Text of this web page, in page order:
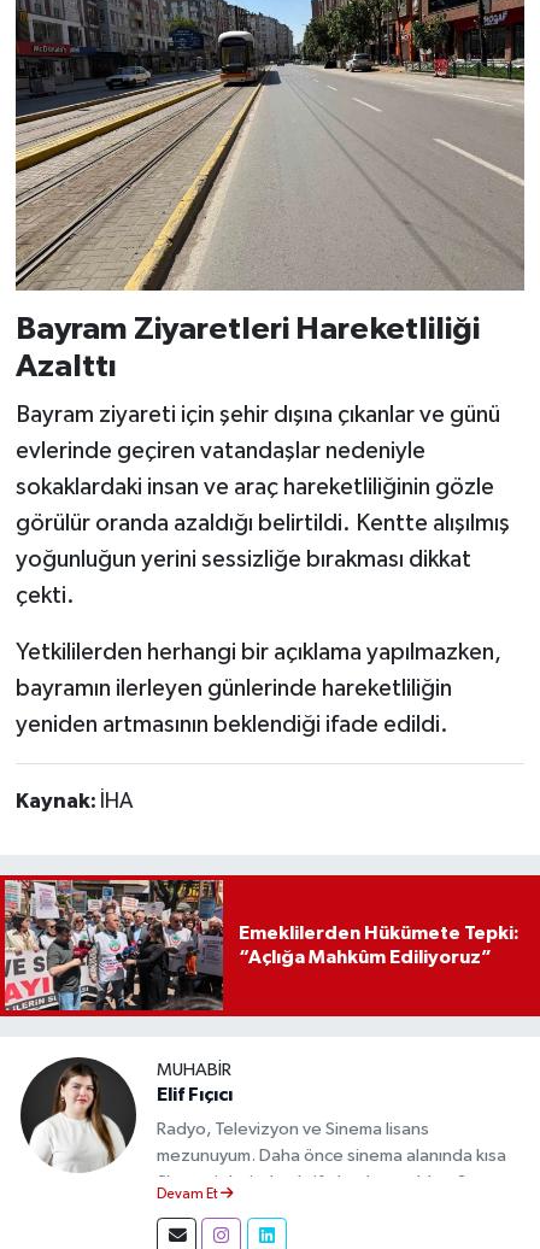
Bayram Ziyaretleri Hareketliliği
Azalttı
Bayram ziyareti için şehir dışına çıkanlar ve günü
evlerinde geçiren vatandaşlar nedeniyle
sokaklardaki insan ve araç hareketliliğinin gözle
görülür oranda azaldığı belirtildi. Kentte alışılmış
yoğunluğun yerini sessizliğe bırakması dikkat
çekti.
Yetkililerden herhangi bir açıklama yapılmazken,
bayramın ilerleyen günlerinde hareketliliğin
yeniden artmasının beklendiği ifade edildi.
Kaynak: İHA
Emeklilerden Hükümete Tepki:
“Açlığa Mahkûm Ediliyoruz”
MUHABIR
Elif Fıçıcı
Radyo, Televizyon ve Sinema lisans
mezunuyum. Daha önce sinema alanında kısa
film projelerinde aktif olarak yer aldım. Şu an
görev yapıyor, gündemi sahadan takip ederek
Devam Et